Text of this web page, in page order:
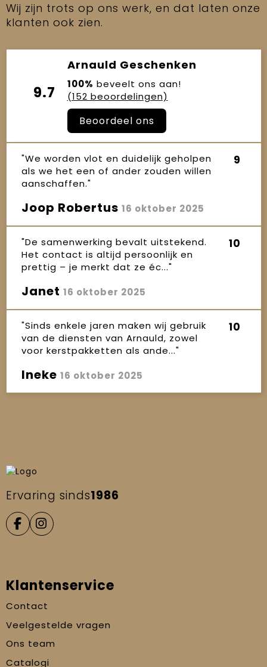
Wij zijn trots op ons werk, en dat laten onze
klanten ook zien.
9.7
Arnauld Geschenken
100% beveelt ons aan!
(152 beoordelingen)
Beoordeel ons
"We worden vlot en duidelijk geholpen
als we het een of ander zouden willen
aanschaffen."
9
Joop Robertus 16 oktober 2025
"De samenwerking bevalt uitstekend.
Het contact is altijd persoonlijk en
prettig – je merkt dat ze éc..."
10
Janet 16 oktober 2025
"Sinds enkele jaren maken wij gebruik
van de diensten van Arnauld, zowel
voor kerstpakketten als ande..."
10
Ineke 16 oktober 2025
Ervaring sinds1986
Klantenservice
Contact
Veelgestelde vragen
Ons team
Catalogi